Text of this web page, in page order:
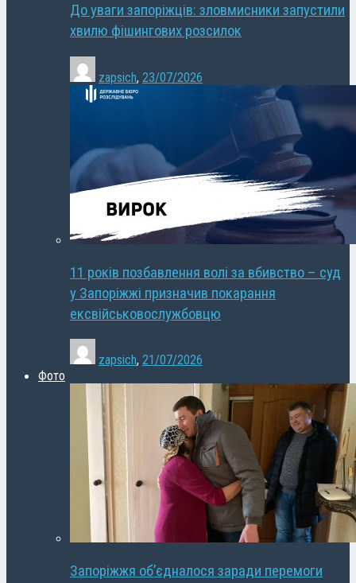
До уваги запоріжців: зловмисники запустили
хвилю фішингових розсилок
zapsich, 23/07/2026
11 років позбавлення волі за вбивство – суд
у Запоріжжі призначив покарання
ексвійськовослужбовцю
zapsich, 21/07/2026
Фото
Запоріжжя об’єдналося заради перемоги